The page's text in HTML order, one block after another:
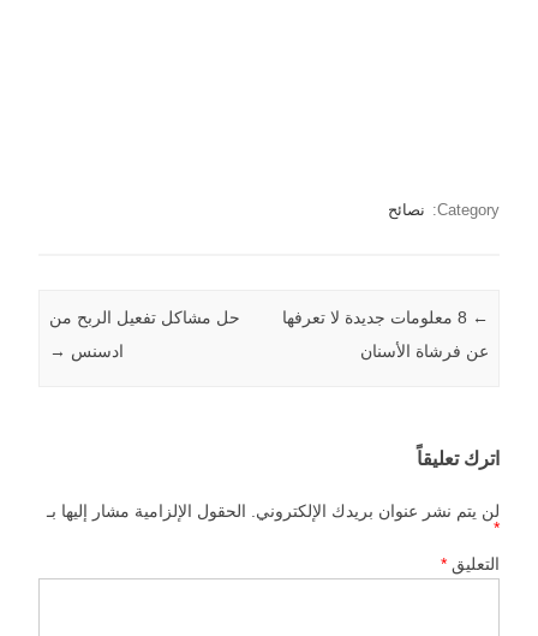
Category: نصائح
Post navigation
←
8 معلومات جديدة لا تعرفها
عن فرشاة الأسنان
حل مشاكل تفعيل الربح من
ادسنس →
اترك تعليقاً
لن يتم نشر عنوان بريدك الإلكتروني.
الحقول الإلزامية مشار إليها بـ
*
التعليق *